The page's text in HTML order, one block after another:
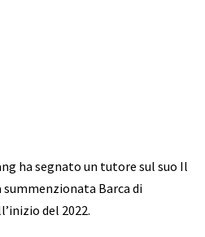
ha segnato un tutore sul suo Il
Barca di
del 2022.